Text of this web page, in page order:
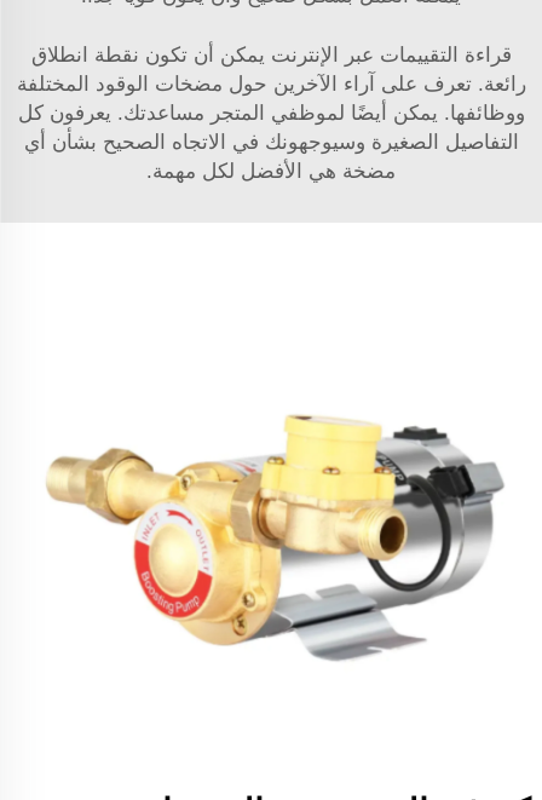
قراءة التقييمات عبر الإنترنت يمكن أن تكون نقطة انطلاق
رائعة. تعرف على آراء الآخرين حول مضخات الوقود المختلفة
ووظائفها. يمكن أيضًا لموظفي المتجر مساعدتك. يعرفون كل
التفاصيل الصغيرة وسيوجهونك في الاتجاه الصحيح بشأن أي
مضخة هي الأفضل لكل مهمة.